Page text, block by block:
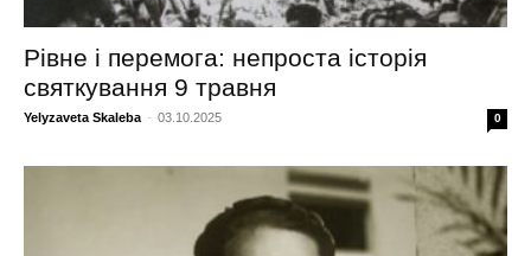
Рівне і перемога: непроста історія
святкування 9 травня
Yelyzaveta Skaleba - 03.10.2025 0